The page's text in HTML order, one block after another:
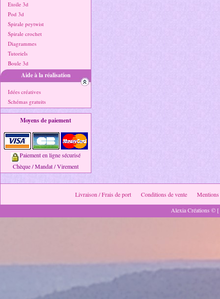
Etoile 3d
Pod 3d
Spirale peytwist
Spirale crochet
Diagrammes
Tutoriels
Boule 3d
Aide à la réalisation
Idées créatives
Schémas gratuits
Moyens de paiement
Paiement en ligne sécurisé
Chèque / Mandat / Virement
Livraison / Frais de port Conditions de vente
Mentions
Alexia Créations ©